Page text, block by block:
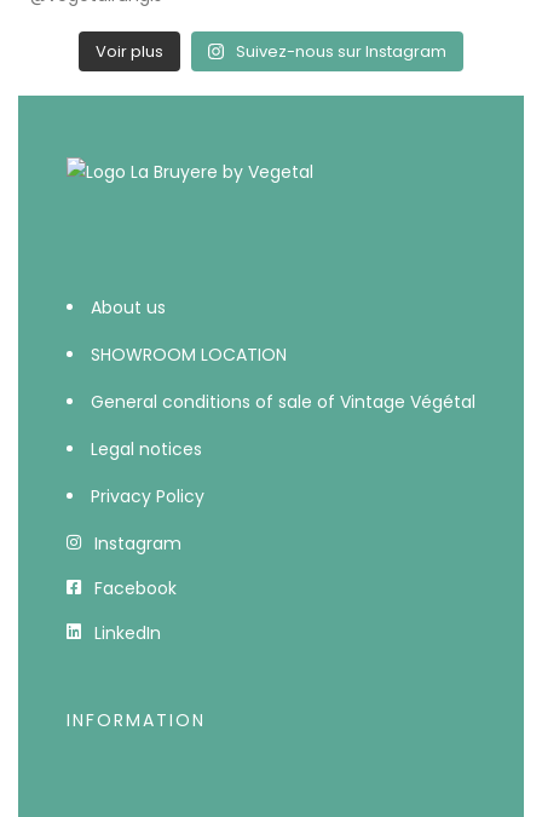
Voir plus Suivez-nous sur Instagram
About us
SHOWROOM LOCATION
General conditions of sale of Vintage Végétal
Legal notices
Privacy Policy
Instagram
Facebook
LinkedIn
INFORMATION